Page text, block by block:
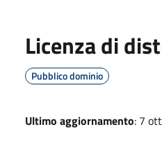
Licenza di
Pubblico dominio
Ultimo aggiornamento: 7